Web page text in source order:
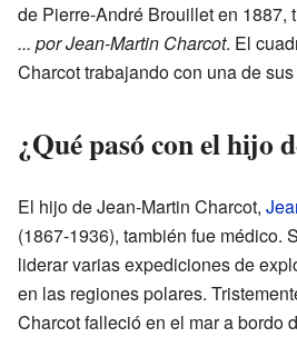
de Pierre-André Brouillet en 1887,
... por Jean-Martin Charcot. El
Charcot trabajando con una de
¿Qué pasó con el hijo
El hijo de Jean-Martin Charcot,
(1867-1936), también fue médico.
liderar varias expediciones de
en las regiones polares.
Charcot falleció en el mar a bordo